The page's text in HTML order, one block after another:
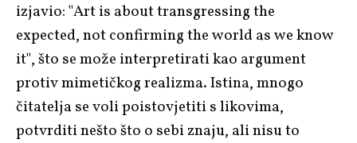
izjavio: "Art is about transgressing the
expected, not confirming the world as we know
it", što se može interpretirati kao argument
protiv mimetičkog realizma. Istina, mnogo
čitatelja se voli poistovjetiti s likovima,
potvrditi nešto što o sebi znaju, ali nisu to